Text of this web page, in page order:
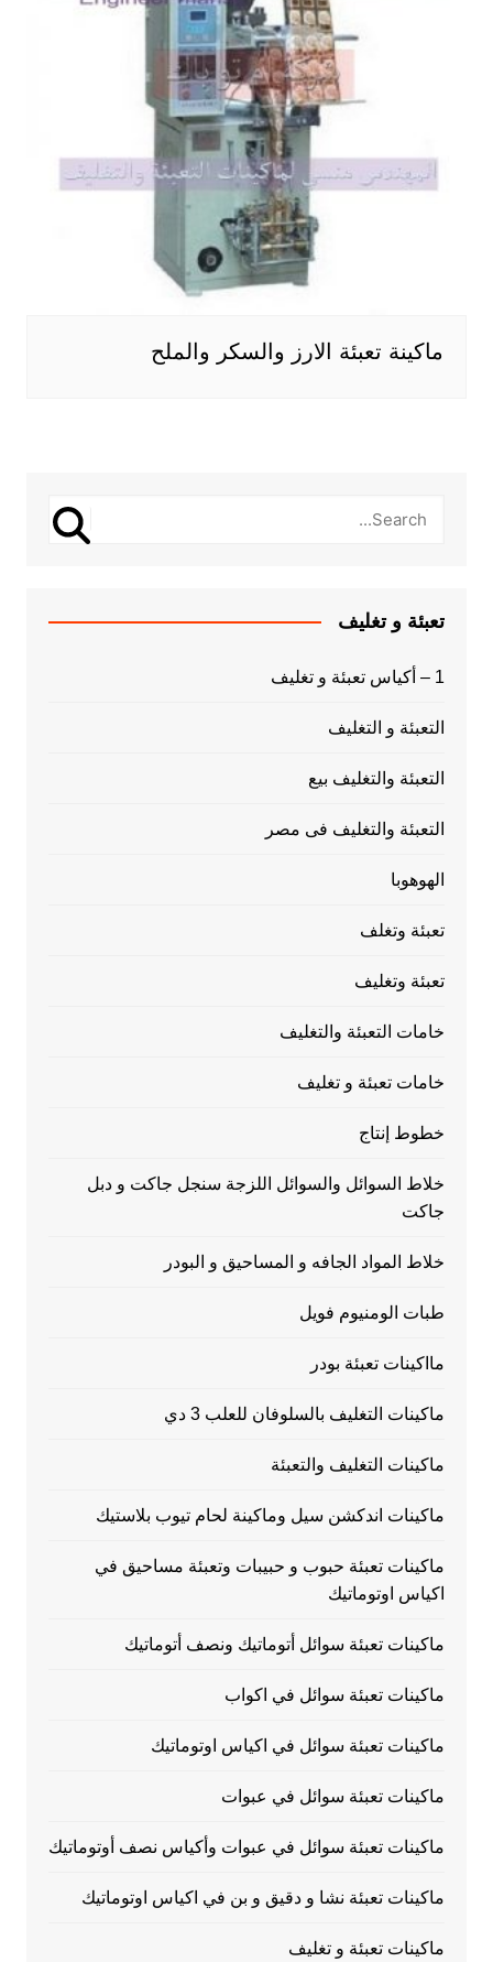
ماكينة تعبئة الارز والسكر والملح
تعبئة و تغليف
1 – أكياس تعبئة و تغليف
التعبئة و التغليف
التعبئة والتغليف بيع
التعبئة والتغليف فى مصر
الهوهوبا
تعبئة وتغلف
تعبئة وتغليف
خامات التعبئة والتغليف
خامات تعبئة و تغليف
خطوط إنتاج
خلاط السوائل والسوائل اللزجة سنجل جاكت و دبل
جاكت
خلاط المواد الجافه و المساحيق و البودر
طبات الومنيوم فويل
مااكينات تعبئة بودر
ماكينات التغليف بالسلوفان للعلب 3 دي
ماكينات التغليف والتعبئة
ماكينات اندكشن سيل وماكينة لحام تيوب بلاستيك
ماكينات تعبئة حبوب و حبيبات وتعبئة مساحيق في
اكياس اوتوماتيك
ماكينات تعبئة سوائل أتوماتيك ونصف أتوماتيك
ماكينات تعبئة سوائل في اكواب
ماكينات تعبئة سوائل في اكياس اوتوماتيك
ماكينات تعبئة سوائل في عبوات
ماكينات تعبئة سوائل في عبوات وأكياس نصف أوتوماتيك
ماكينات تعبئة نشا و دقيق و بن في اكياس اوتوماتيك
ماكينات تعبئة و تغليف